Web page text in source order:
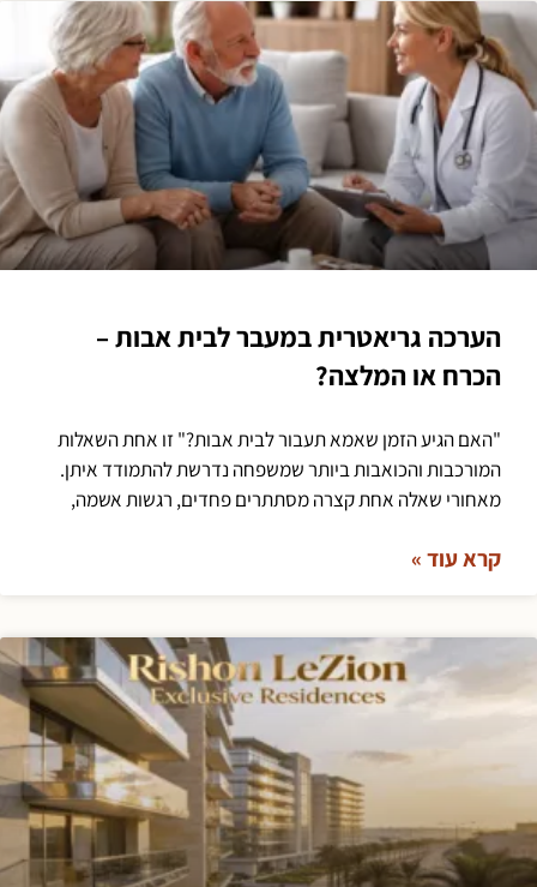
הערכה גריאטרית במעבר לבית אבות –
הכרח או המלצה?
"האם הגיע הזמן שאמא תעבור לבית אבות?" זו אחת השאלות
המורכבות והכואבות ביותר שמשפחה נדרשת להתמודד איתן.
מאחורי שאלה אחת קצרה מסתתרים פחדים, רגשות אשמה,
קרא עוד »